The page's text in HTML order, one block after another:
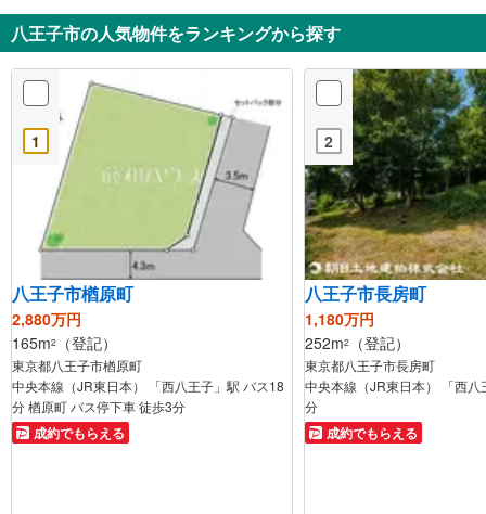
八王子市の人気物件をランキングから探す
1
八王子市楢原町
2,880万円
165m2 （登記）
東京都八王子市楢原町
中央本線（JR東日本） 「西八王子」駅 バス18
分 楢原町 バス停下車 徒歩3分
成約でもらえる
2
八王子市長房町
1,180万円
252m2 （登記）
東京都八王子市長房町
中央本線（JR東日本） 「西八
分
成約でもらえる